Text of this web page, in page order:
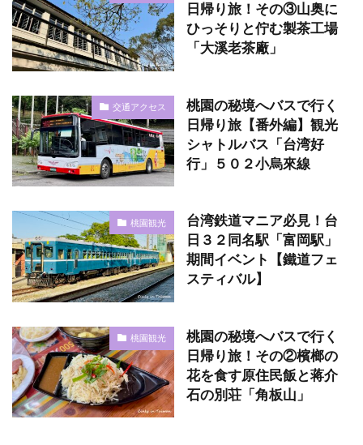
日帰り旅！その③山奥に
ひっそりと佇む製茶工場
「大溪老茶廠」
交通アクセス
桃園の秘境へバスで行く
日帰り旅【番外編】観光
シャトルバス「台湾好
行」５０２小烏來線
桃園観光
台湾鉄道マニア必見！台
日３２同名駅「富岡駅」
期間イベント【鐵道フェ
スティバル】
桃園観光
桃園の秘境へバスで行く
日帰り旅！その②檳榔の
花を食す原住民飯と蒋介
石の別荘「角板山」